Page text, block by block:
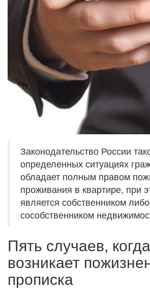
Законодательство России
определенных ситуациях
обладает полным правом
проживания в квартире, при
является собственником либо
сособственником
Пять случаев, когда
возникает
прописка